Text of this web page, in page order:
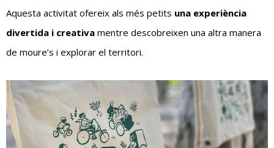
Aquesta activitat ofereix als més petits una experiència
divertida i creativa mentre descobreixen una altra manera
de moure’s i explorar el territori.